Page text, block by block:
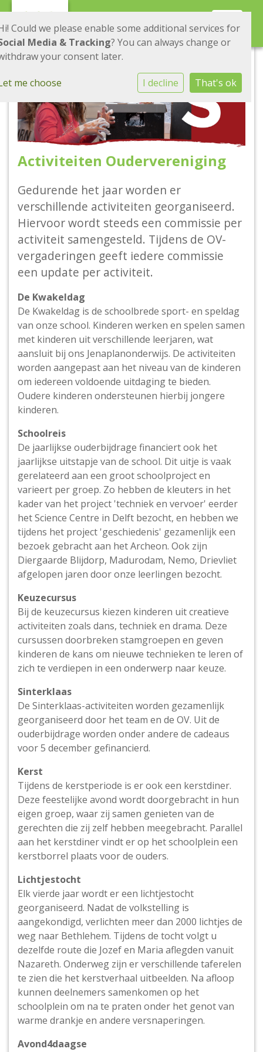
Toggle
Activiteiten Oudervereniging
Gedurende het jaar worden er
verschillende activiteiten georganiseerd.
Hiervoor wordt steeds een commissie per
activiteit samengesteld. Tijdens de OV-
vergaderingen geeft iedere commissie
een update per activiteit.
De Kwakeldag
De Kwakeldag is de schoolbrede sport- en speldag
van onze school. Kinderen werken en spelen samen
met kinderen uit verschillende leerjaren, wat
aansluit bij ons Jenaplanonderwijs. De activiteiten
worden aangepast aan het niveau van de kinderen
om iedereen voldoende uitdaging te bieden.
Oudere kinderen ondersteunen hierbij jongere
kinderen.
Schoolreis
De jaarlijkse ouderbijdrage financiert ook het
jaarlijkse uitstapje van de school. Dit uitje is vaak
gerelateerd aan een groot schoolproject en
varieert per groep. Zo hebben de kleuters in het
kader van het project 'techniek en vervoer' eerder
het Science Centre in Delft bezocht, en hebben we
tijdens het project 'geschiedenis' gezamenlijk een
bezoek gebracht aan het Archeon. Ook zijn
Diergaarde Blijdorp, Madurodam, Nemo, Drievliet
afgelopen jaren door onze leerlingen bezocht.
Keuzecursus
Bij de keuzecursus kiezen kinderen uit creatieve
activiteiten zoals dans, techniek en drama. Deze
cursussen doorbreken stamgroepen en geven
kinderen de kans om nieuwe technieken te leren of
zich te verdiepen in een onderwerp naar keuze.
Sinterklaas
De Sinterklaas-activiteiten worden gezamenlijk
georganiseerd door het team en de OV. Uit de
ouderbijdrage worden onder andere de cadeaus
voor 5 december gefinancierd.
Kerst
Tijdens de kerstperiode is er ook een kerstdiner.
Deze feestelijke avond wordt doorgebracht in hun
eigen groep, waar zij samen genieten van de
gerechten die zij zelf hebben meegebracht. Parallel
aan het kerstdiner vindt er op het schoolplein een
kerstborrel plaats voor de ouders.
Lichtjestocht
Elk vierde jaar wordt er een lichtjestocht
georganiseerd. Nadat de volkstelling is
aangekondigd, verlichten meer dan 2000 lichtjes de
weg naar Bethlehem. Tijdens de tocht volgt u
dezelfde route die Jozef en Maria aflegden vanuit
Nazareth. Onderweg zijn er verschillende taferelen
te zien die het kerstverhaal uitbeelden. Na afloop
kunnen deelnemers samenkomen op het
schoolplein om na te praten onder het genot van
warme drankje en andere versnaperingen.
Avond4daagse
Could we please enable some additional services for
Media & Tracking? You can always change or
your consent later.
me choose I decline That's ok